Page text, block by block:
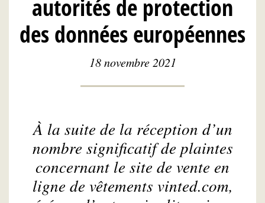
autorités de protection
des données européennes
18 novembre 2021
À la suite de la réception d’un
nombre significatif de plaintes
concernant le site de vente en
ligne de vêtements vinted.com,